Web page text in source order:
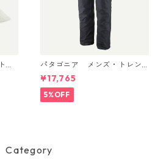
3
パタゴニア メンズ・トレン
トシェル 3L・レイン・パンツ
（ショート） (カラー Black)
Patagonia Men's Torrentshe
ll 3L Rain Pants - Short 日本
¥17,765
5%OFF
Category